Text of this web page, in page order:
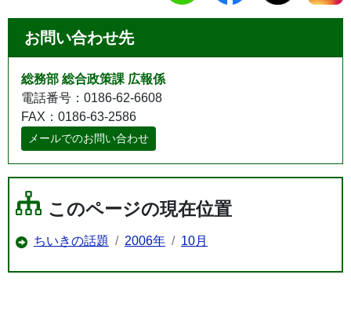
お問い合わせ先
総務部 総合政策課 広報係
電話番号：0186-62-6608
FAX：0186-63-2586
メールでのお問い合わせ
このページの現在位置
ちいきの話題 2006年 10月